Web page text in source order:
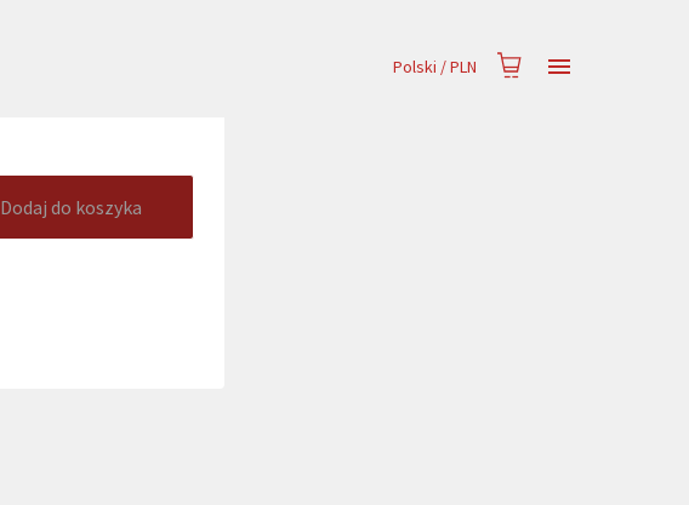
Polski /PLN
Dodaj do koszyka